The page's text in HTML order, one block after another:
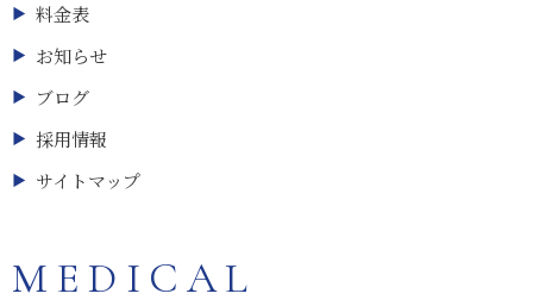
料金表
お知らせ
ブログ
採用情報
サイトマップ
MEDICAL